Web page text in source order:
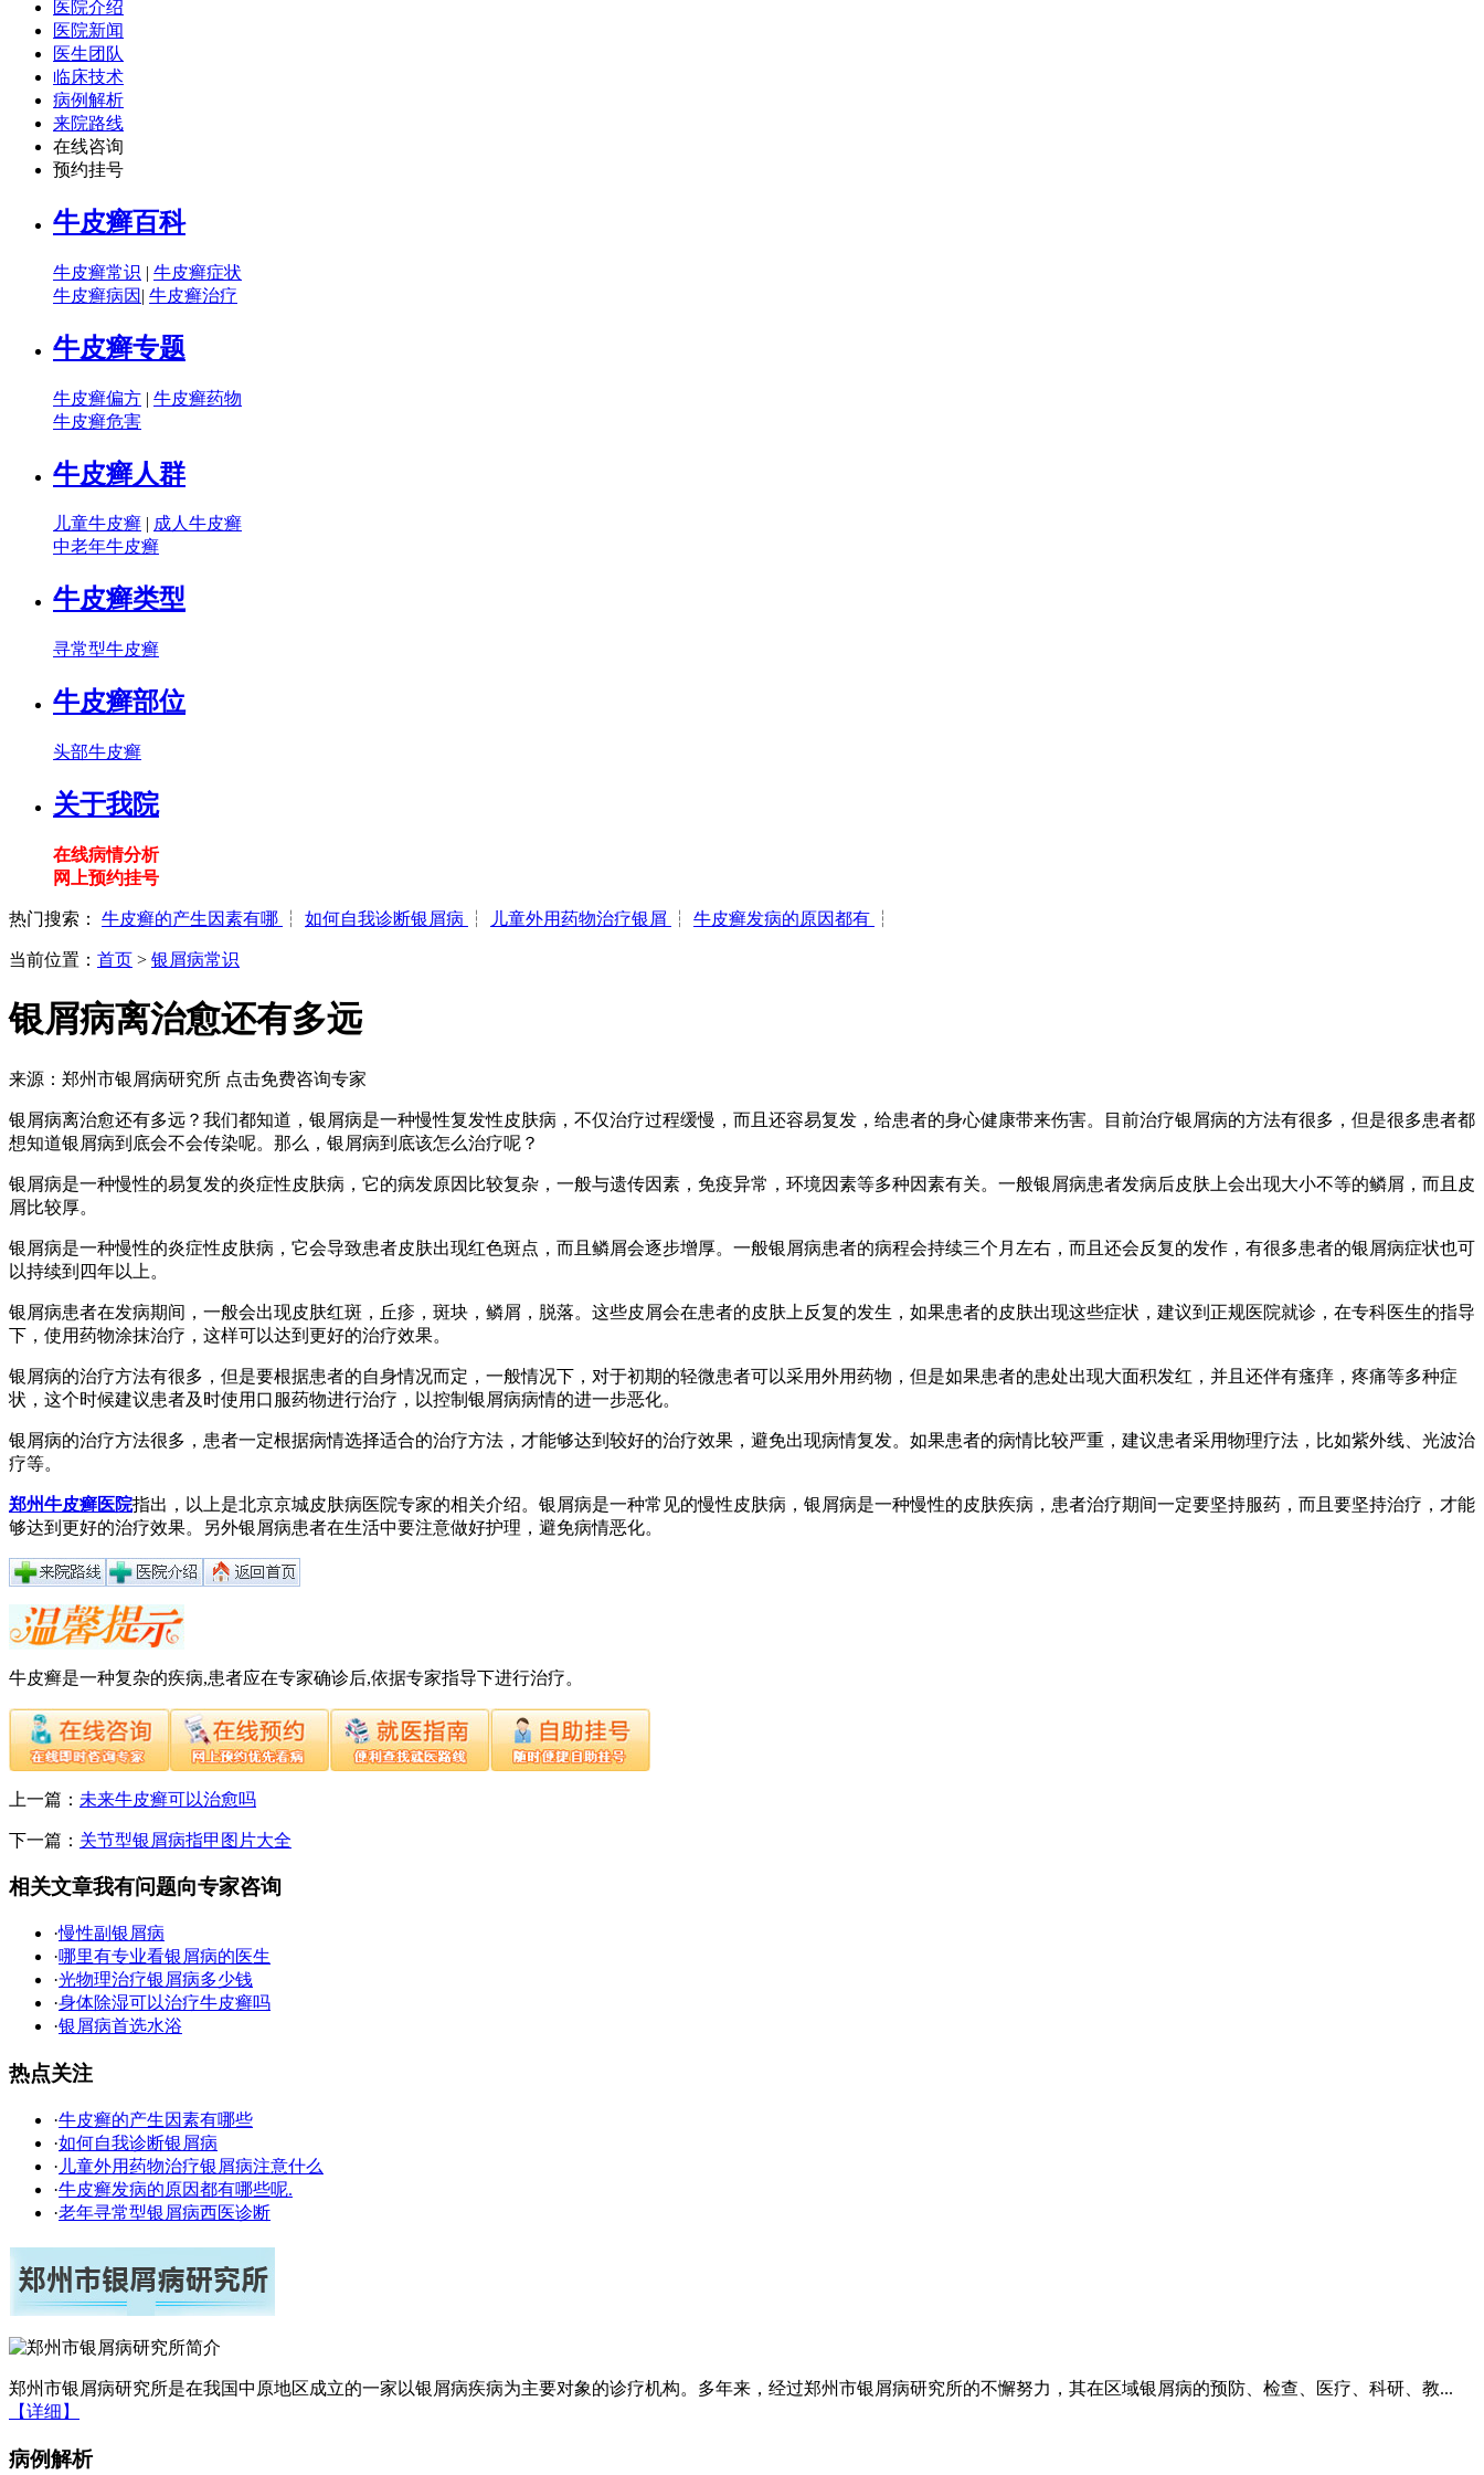
医院介绍
医院新闻
医生团队
临床技术
病例解析
来院路线
在线咨询
预约挂号
牛皮癣百科
牛皮癣常识 | 牛皮癣症状
牛皮癣病因 | 牛皮癣治疗
牛皮癣专题
牛皮癣偏方 | 牛皮癣药物
牛皮癣危害
牛皮癣人群
儿童牛皮癣 | 成人牛皮癣
中老年牛皮癣
牛皮癣类型
寻常型牛皮癣
牛皮癣部位
头部牛皮癣
关于我院
在线病情分析
网上预约挂号
热门搜索： 牛皮癣的产生因素有哪 ┆ 如何自我诊断银屑病 ┆ 儿童外用药物治疗银屑 ┆ 牛皮癣发病的原因都有 ┆
当前位置： 首页 > 银屑病常识
银屑病离治愈还有多远
来源：郑州市银屑病研究所 点击免费咨询专家
银屑病离治愈还有多远？我们都知道，银屑病是一种慢性复发性皮肤病，不仅治疗过程缓慢，而且还容易复发，给患者的身心健康带来伤害。目前治疗银屑病的方法有很多，但是很多患者都
想知道银屑病到底会不会传染呢。那么，银屑病到底该怎么治疗呢？
银屑病是一种慢性的易复发的炎症性皮肤病，它的病发原因比较复杂，一般与遗传因素，免疫异常，环境因素等多种因素有关。一般银屑病患者发病后皮肤上会出现大小不等的鳞屑，而且皮
屑比较厚。
银屑病是一种慢性的炎症性皮肤病，它会导致患者皮肤出现红色斑点，而且鳞屑会逐步增厚。一般银屑病患者的病程会持续三个月左右，而且还会反复的发作，有很多患者的银屑病症状也可
以持续到四年以上。
银屑病患者在发病期间，一般会出现皮肤红斑，丘疹，斑块，鳞屑，脱落。这些皮屑会在患者的皮肤上反复的发生，如果患者的皮肤出现这些症状，建议到正规医院就诊，在专科医生的指导
下，使用药物涂抹治疗，这样可以达到更好的治疗效果。
银屑病的治疗方法有很多，但是要根据患者的自身情况而定，一般情况下，对于初期的轻微患者可以采用外用药物，但是如果患者的患处出现大面积发红，并且还伴有瘙痒，疼痛等多种症
状，这个时候建议患者及时使用口服药物进行治疗，以控制银屑病病情的进一步恶化。
银屑病的治疗方法很多，患者一定根据病情选择适合的治疗方法，才能够达到较好的治疗效果，避免出现病情复发。如果患者的病情比较严重，建议患者采用物理疗法，比如紫外线、光波治
疗等。
郑州牛皮癣医院指出，以上是北京京城皮肤病医院专家的相关介绍。银屑病是一种常见的慢性皮肤病，银屑病是一种慢性的皮肤疾病，患者治疗期间一定要坚持服药，而且要坚持治疗，才能
够达到更好的治疗效果。另外银屑病患者在生活中要注意做好护理，避免病情恶化。
牛皮癣是一种复杂的疾病,患者应在专家确诊后,依据专家指导下进行治疗。
上一篇： 未来牛皮癣可以治愈吗
下一篇： 关节型银屑病指甲图片大全
相关文章我有问题向专家咨询
·慢性副银屑病
·哪里有专业看银屑病的医生
·光物理治疗银屑病多少钱
·身体除湿可以治疗牛皮癣吗
·银屑病首选水浴
热点关注
·牛皮癣的产生因素有哪些
·如何自我诊断银屑病
· 儿童外用药物治疗银屑病注意什么
·牛皮癣发病的原因都有哪些呢.
·老年寻常型银屑病西医诊断
郑州市银屑病研究所是在我国中原地区成立的一家以银屑病疾病为主要对象的诊疗机构。多年来，经过郑州市银屑病研究所的不懈努力，其在区域银屑病的预防、检查、医疗、科研、教...
【详细】
病例解析